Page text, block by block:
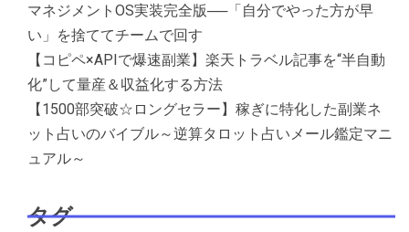
マネジメントOS実装完全版──「自分でやった方が早
い」を捨ててチームで回す
【コピペ×APIで爆速副業】楽天トラベル記事を“半自動
化”して量産＆収益化する方法
【1500部突破☆ロングセラー】稼ぎに特化した副業ネ
ット占いのバイブル～逆算タロット占いメール鑑定マニ
ュアル～
タグ